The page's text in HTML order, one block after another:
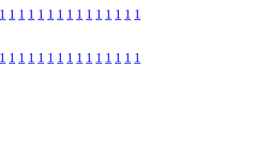
1 1 1 1 1 1 1 1 1 1 1 1 1 1 1
1 1 1 1 1 1 1 1 1 1 1 1 1 1 1